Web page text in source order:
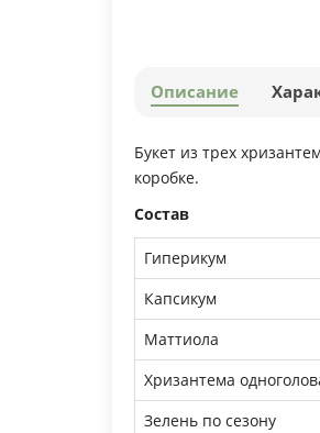
Описание
Букет из трех
коробке.
Состав
Гиперикум
Капсикум
Маттиола
Хризантема
Зелень по сезону